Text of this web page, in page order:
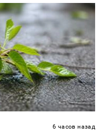
6 часов назад